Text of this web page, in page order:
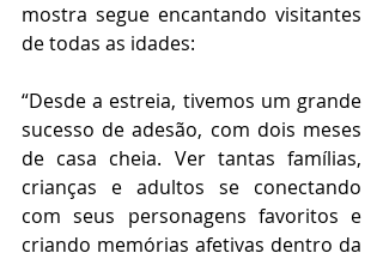
mostra segue encantando visitantes
de todas as idades:
“Desde a estreia, tivemos um grande
sucesso de adesão, com dois meses
de casa cheia. Ver tantas famílias,
crianças e adultos se conectando
com seus personagens favoritos e
criando memórias afetivas dentro da